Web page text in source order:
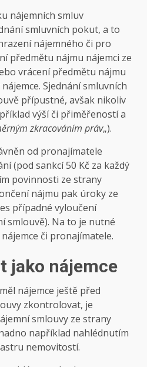
nájemních smluv
smluvních pokut, a to
nájemného či pro
předmětu nájmu nájemci ze
vrácení předmětu nájmu
Sjednání smluvních
přípustné, avšak nikoliv
výší či přiměřeností a
zkracováním práv„).
od pronajímatele
(pod sankcí 50 Kč za každý
povinnosti ze strany
nájmu pak úroky ze
případné vyloučení
smlouvě). Na to je nutné
či pronajímatele.
jako nájemce
nájemce ještě před
zkontrolovat, je
smlouvy ze strany
například nahlédnutím
nemovitostí.